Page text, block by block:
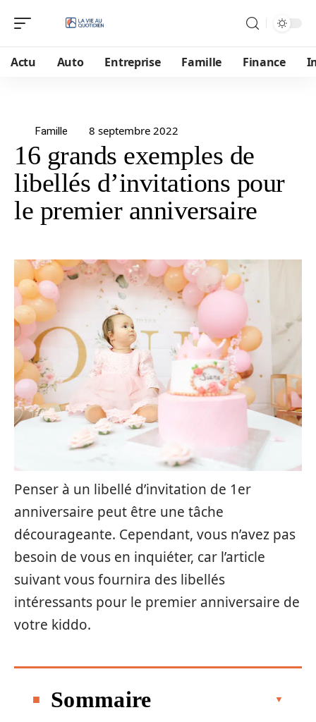
Actu Auto Entreprise Famille Finance
Famille 8 septembre 2022
16 grands exemples de
libellés d’invitations pour
le premier anniversaire
Penser à un libellé d’invitation de 1er
anniversaire peut être une tâche
décourageante. Cependant, vous n’avez pas
besoin de vous en inquiéter, car l’article
suivant vous fournira des libellés
intéressants pour le premier anniversaire de
votre kiddo.
Sommaire